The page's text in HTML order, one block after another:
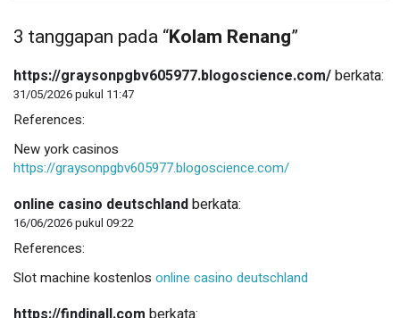
3 tanggapan pada “Kolam Renang”
https://graysonpgbv605977.blogoscience.com/berkata:
31/05/2026 pukul 11:47
References:
New york casinos
https://graysonpgbv605977.blogoscience.com/
online casino deutschlandberkata:
16/06/2026 pukul 09:22
References:
Slot machine kostenlos online casino deutschland